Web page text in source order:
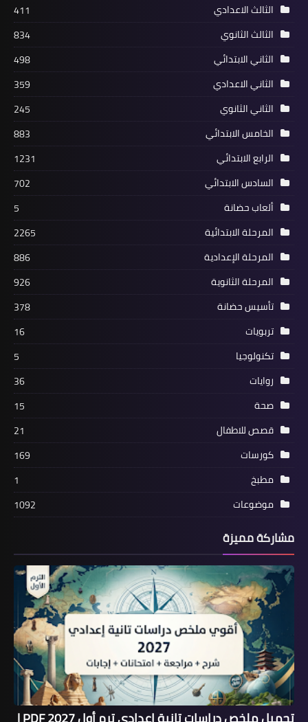
الثالث الاعدادي
411
الثالث الثانوي
834
الثاني الابتدائي
498
الثاني الاعدادي
359
الثاني الثانوي
245
الخامس الابتدائي
883
الرابع الابتدائي
1231
السادس الابتدائي
702
ألعاب حضانة
5
المرحلة الابتدائية
2265
المرحلة الإعدادية
886
المرحلة الثانوية
926
تأسيس حضانة
378
تربويات
16
تكنولوجيا
5
روايات
36
صحة
15
قصص للاطفال
21
كورسات
169
مطبخ
1
موضوعات
1092
مشاركة مميزة